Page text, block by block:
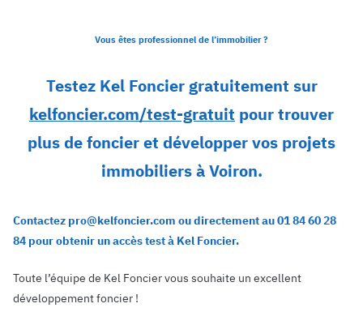
Vous êtes professionnel de l’immobilier ?
Testez Kel Foncier gratuitement sur
kelfoncier.com/test-gratuit pour trouver
plus de foncier et développer vos projets
immobiliers à Voiron.
Contactez pro@kelfoncier.com ou directement au 01 84 60 28
84 pour obtenir un accès test à Kel Foncier.
Toute l’équipe de Kel Foncier vous souhaite un excellent
développement foncier !